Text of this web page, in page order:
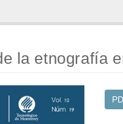
la etnografía